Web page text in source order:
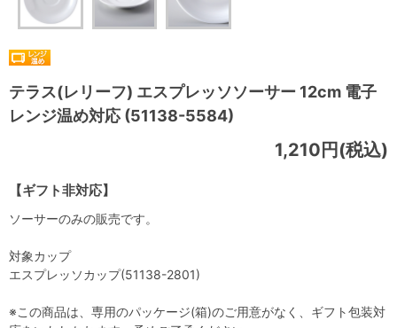
テラス(レリーフ) エスプレッソソーサー 12cm 電子
レンジ温め対応 (51138-5584)
【ギフト非対応】
1,210円(税込)
ソーサーのみの販売です。
対象カップ
エスプレッソカップ(51138-2801)
※この商品は、専用のパッケージ(箱)のご用意がなく、ギフト包装対